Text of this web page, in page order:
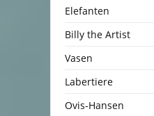
Elefanten
Billy the Artist
Vasen
Labertiere
Ovis-Hansen